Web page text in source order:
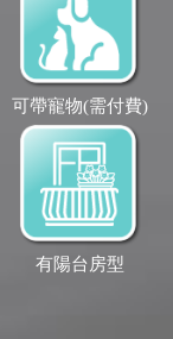
可帶寵物(需付費)
有陽台房型